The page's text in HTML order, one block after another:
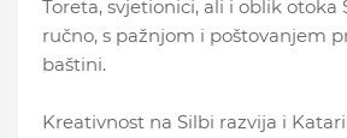
Toreta, svjetionici, ali i oblik otoka
ručno, s pažnjom i poštovanjem
baštini.
Kreativnost na Silbi razvija i